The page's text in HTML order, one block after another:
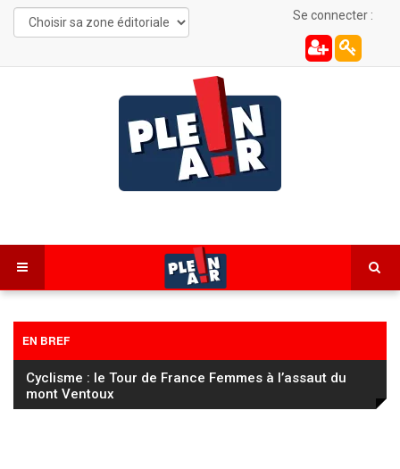
Se connecter :
EN BREF
Cyclisme : le Tour de France Femmes à l’assaut du
mont Ventoux